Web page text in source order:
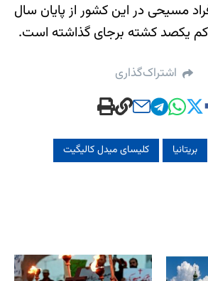
مسیحی در این کشور از پایان سال
اشتراک‌گذاری
بریتانیا
کلیسای میدل کالیگیت